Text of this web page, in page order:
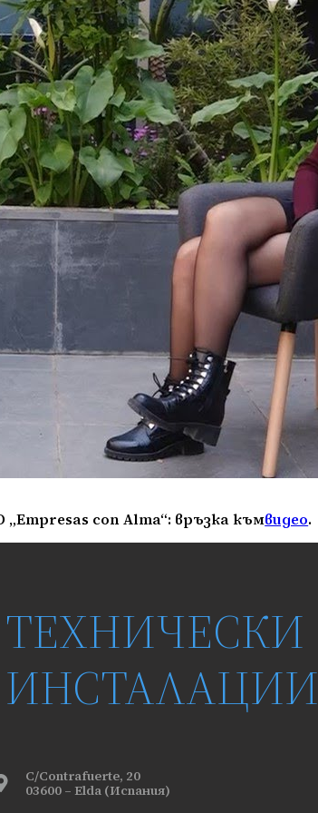
con Alma“: връзка къмвидео.
ТЕХНИЧЕСКИ
ИНСТАЛАЦИИ
C/Contrafuerte, 20
03600 – Elda (Испания)